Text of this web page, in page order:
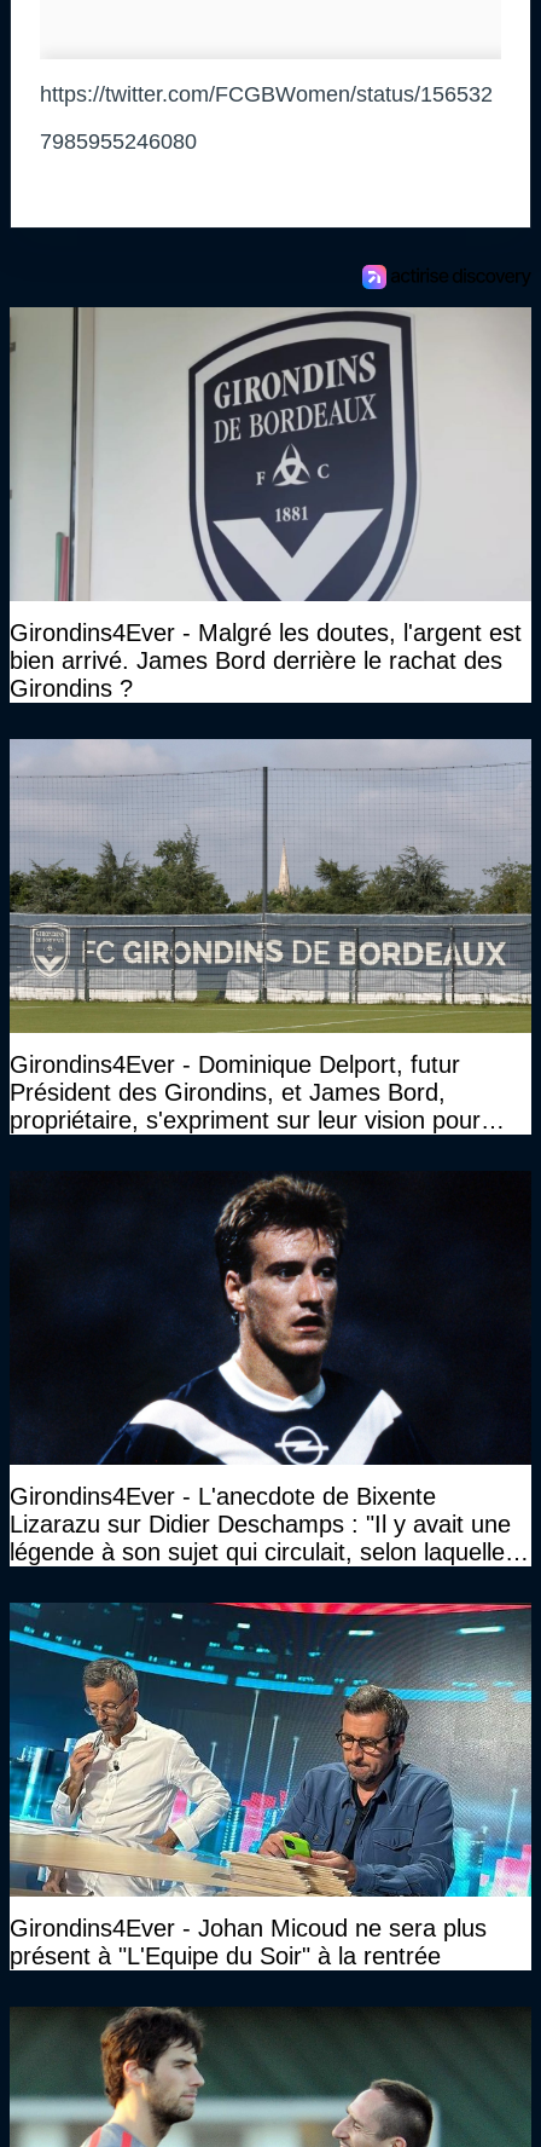
https://twitter.com/FCGBWomen/status/156532
7985955246080
Girondins4Ever - Malgré les doutes, l'argent est
bien arrivé. James Bord derrière le rachat des
Girondins ?
Girondins4Ever - Dominique Delport, futur
Président des Girondins, et James Bord,
propriétaire, s'expriment sur leur vision pour
Girondins4Ever - L'anecdote de Bixente
Lizarazu sur Didier Deschamps : "Il y avait une
légende à son sujet qui circulait, selon laquelle il
Girondins4Ever - Johan Micoud ne sera plus
présent à "L'Equipe du Soir" à la rentrée